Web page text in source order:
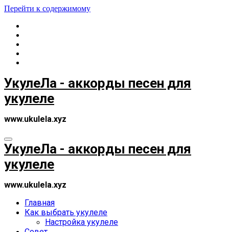
Перейти к содержимому
УкулеЛа - аккорды песен для
укулеле
www.ukulela.xyz
УкулеЛа - аккорды песен для
укулеле
www.ukulela.xyz
Главная
Как выбрать укулеле
Настройка укулеле